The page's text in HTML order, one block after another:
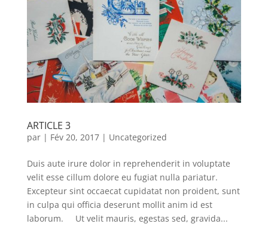
ARTICLE 3
par | Fév 20, 2017| Uncategorized
Duis aute irure dolor in reprehenderit in voluptate
velit esse cillum dolore eu fugiat nulla pariatur.
Excepteur sint occaecat cupidatat non proident, sunt
in culpa qui officia deserunt mollit anim id est
laborum. Ut velit mauris, egestas sed, gravida...